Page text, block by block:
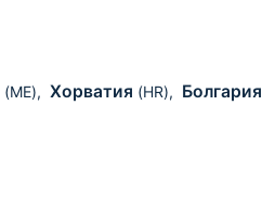
(ME), Хорватия (HR), Болгария